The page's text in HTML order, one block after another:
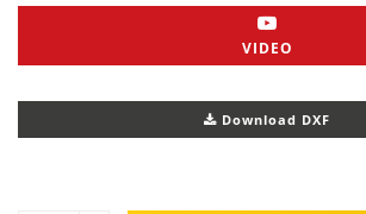
VIDEO
Download DXF